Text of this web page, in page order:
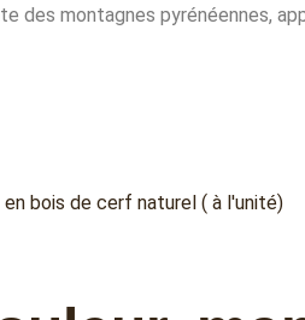
des montagnes pyrénéennes,